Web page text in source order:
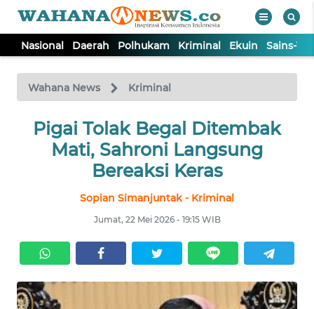
Nasional Daerah Polhukam Kriminal Ekuin Sains-
Wahana News Kriminal
Pigai Tolak Begal Ditembak
Mati, Sahroni Langsung
Bereaksi Keras
Sopian Simanjuntak - Kriminal
Jumat, 22 Mei 2026 - 19:15 WIB
TV
Tutup
NASIONAL
KRIMINAL
EKUIN